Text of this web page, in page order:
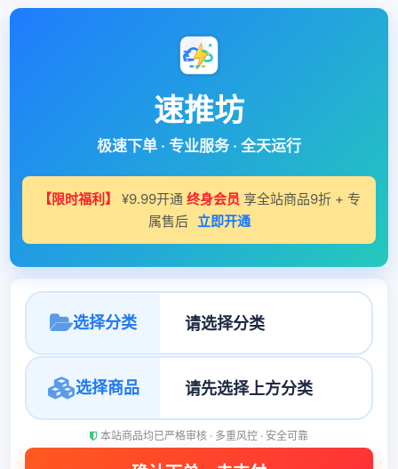
速推坊
极速下单 · 专业服务 · 全天运行
【限时福利】 ¥9.99开通 终身会员 享全站商品9折 + 专
属售后 立即开通
选择分类
选择商品
本站商品均已严格审核 · 多重风控 · 安全可靠